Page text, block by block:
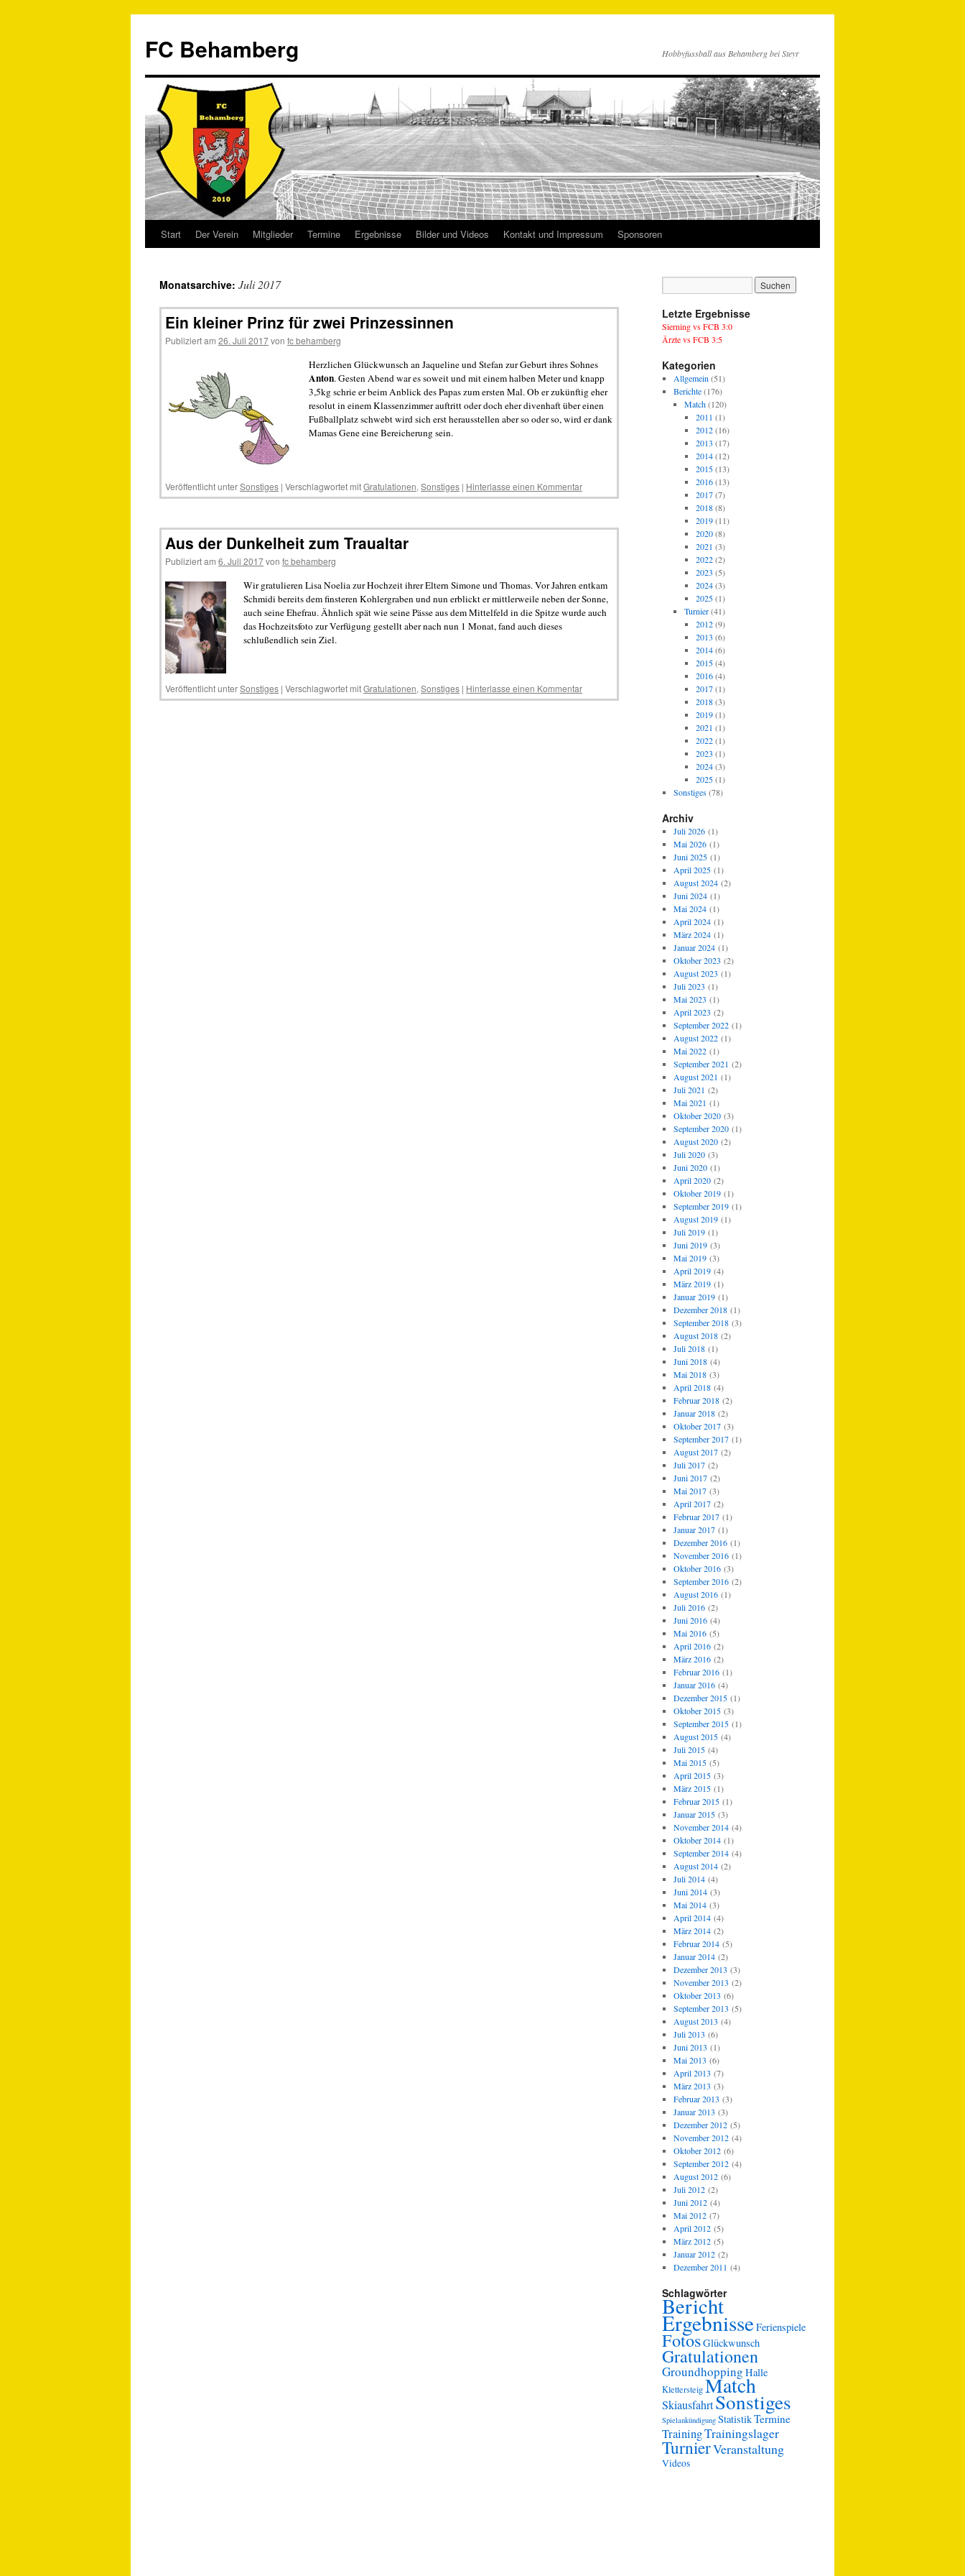
FC Behamberg Hobbyfussball aus Behamberg bei Steyr
Start Der Verein Mitglieder Termine Ergebnisse Bilder und Videos Kontakt und Impressum Sponsoren
Monatsarchive: Juli 2017
Ein kleiner Prinz für zwei Prinzessinnen
Publiziert am 26. Juli 2017von fc behamberg
Herzlichen Glückwunsch an Jaqueline und Stefan zur Geburt ihres Sohnes
Anton. Gesten Abend war es soweit und mit einem halben Meter und knapp
3,5kg schrie er beim Anblick des Papas zum ersten Mal. Ob er zukünftig eher
resolut in einem Klassenzimmer auftritt oder doch eher divenhaft über einen
Fußballplatz schwebt wird sich erst herausstellen aber so oder so, wird er dank
Mamas Gene eine Bereicherung sein.
Veröffentlicht unterSonstiges | Verschlagwortet mitGratulationen, Sonstiges | Hinterlasse einen Kommentar
Aus der Dunkelheit zum Traualtar
Publiziert am 6. Juli 2017von fc behamberg
Wir gratulieren Lisa Noelia zur Hochzeit ihrer Eltern Simone und Thomas. Vor Jahren entkam
Schmidi bereits dem finsteren Kohlergraben und nun erblickt er mittlerweile neben der Sonne,
auch seine Ehefrau. Ähnlich spät wie seine Pässe aus dem Mittelfeld in die Spitze wurde auch
das Hochzeitsfoto zur Verfügung gestellt aber nach nun 1 Monat, fand auch dieses
schlußendlich sein Ziel.
Veröffentlicht unterSonstiges | Verschlagwortet mitGratulationen, Sonstiges | Hinterlasse einen Kommentar
Letzte Ergebnisse
Sierning vs FCB 3:0
Ärzte vs FCB 3:5
Kategorien
Allgemein (51)
Berichte(176)
Match(120)
2011 (1)
2012(16)
2013 (17)
2014(12)
2015(13)
2016(13)
2017(7)
2018(8)
2019(11)
2020(8)
2021 (3)
2022(2)
2023 (5)
2024(3)
2025(1)
Turnier(41)
2012(9)
2013 (6)
2014(6)
2015(4)
2016(4)
2017(1)
2018(3)
2019(1)
2021 (1)
2022(1)
2023 (1)
2024(3)
2025(1)
Sonstiges(78)
Archiv
Juli 2026(1)
Mai 2026(1)
Juni 2025(1)
April 2025(1)
August 2024(2)
Juni 2024(1)
Mai 2024(1)
April 2024(1)
März 2024(1)
Januar 2024(1)
Oktober 2023 (2)
August 2023 (1)
Juli 2023 (1)
Mai 2023 (1)
April 2023 (2)
September 2022(1)
August 2022(1)
Mai 2022(1)
September 2021 (2)
August 2021 (1)
Juli 2021 (2)
Mai 2021 (1)
Oktober 2020(3)
September 2020(1)
August 2020(2)
Juli 2020(3)
Juni 2020(1)
April 2020(2)
Oktober 2019(1)
September 2019(1)
August 2019(1)
Juli 2019(1)
Juni 2019(3)
Mai 2019(3)
April 2019(4)
März 2019(1)
Januar 2019(1)
Dezember 2018(1)
September 2018(3)
August 2018(2)
Juli 2018(1)
Juni 2018(4)
Mai 2018(3)
April 2018(4)
Februar 2018(2)
Januar 2018(2)
Oktober 2017(3)
September 2017(1)
August 2017(2)
Juli 2017(2)
Juni 2017(2)
Mai 2017(3)
April 2017(2)
Februar 2017(1)
Januar 2017(1)
Dezember 2016(1)
November 2016(1)
Oktober 2016(3)
September 2016(2)
August 2016(1)
Juli 2016(2)
Juni 2016(4)
Mai 2016(5)
April 2016(2)
März 2016(2)
Februar 2016(1)
Januar 2016(4)
Dezember 2015(1)
Oktober 2015(3)
September 2015(1)
August 2015(4)
Juli 2015(4)
Mai 2015(5)
April 2015(3)
März 2015(1)
Februar 2015(1)
Januar 2015(3)
November 2014(4)
Oktober 2014(1)
September 2014(4)
August 2014(2)
Juli 2014(4)
Juni 2014(3)
Mai 2014(3)
April 2014(4)
März 2014(2)
Februar 2014(5)
Januar 2014(2)
Dezember 2013 (3)
November 2013 (2)
Oktober 2013 (6)
September 2013 (5)
August 2013 (4)
Juli 2013 (6)
Juni 2013 (1)
Mai 2013 (6)
April 2013 (7)
März 2013 (3)
Februar 2013 (3)
Januar 2013 (3)
Dezember 2012(5)
November 2012(4)
Oktober 2012(6)
September 2012(4)
August 2012(6)
Juli 2012(2)
Juni 2012(4)
Mai 2012(7)
April 2012(5)
März 2012(5)
Januar 2012(2)
Dezember 2011 (4)
Schlagwörter
Bericht
ErgebnisseFerienspiele
FotosGlückwunsch
Gratulationen
Groundhopping Halle
KlettersteigMatch
SkiausfahrtSonstiges
Spielankündigung StatistikTermine
TrainingTrainingslager
TurnierVeranstaltung
Videos